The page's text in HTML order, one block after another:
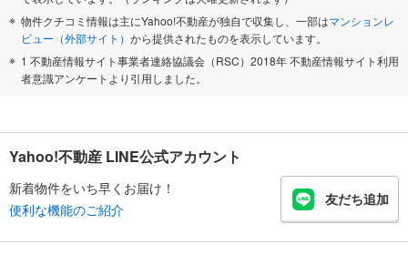
物件クチコミ情報は主にYahoo!不動産が独自で収集し、一部はマンションレ
ビュー（外部サイト） から提供されたものを表示しています。
1 不動産情報サイト事業者連絡協議会（RSC）2018年 不動産情報サイト利用
者意識アンケートより引用しました。
Yahoo!不動産 LINE公式アカウント
新着物件をいち早くお届け！
便利な機能のご紹介
友だち追加